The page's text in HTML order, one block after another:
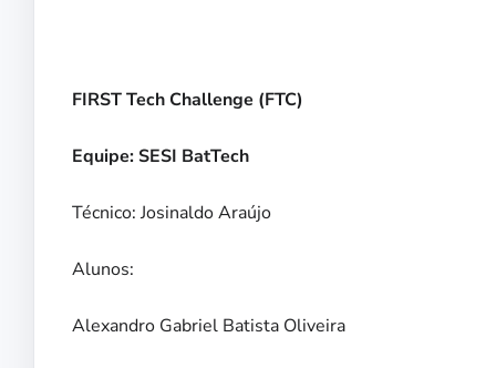
FIRST Tech Challenge (FTC)
Equipe: SESI BatTech
Técnico: Josinaldo Araújo
Alunos:
Alexandro Gabriel Batista Oliveira